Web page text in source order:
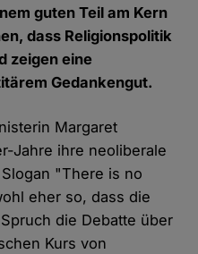
guten Teil am Kern
dass Religionspolitik
zeigen eine
Gedankengut.
Margaret
Jahre ihre neoliberale
"There is no
eher so, dass die
die Debatte über
Kurs von